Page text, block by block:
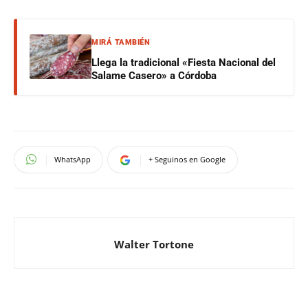
MIRÁ TAMBIÉN
Llega la tradicional «Fiesta Nacional del
Salame Casero» a Córdoba
WhatsApp + Seguinos en Google
Walter Tortone